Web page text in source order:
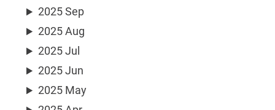
2025 Sep
2025 Aug
2025 Jul
2025 Jun
2025 May